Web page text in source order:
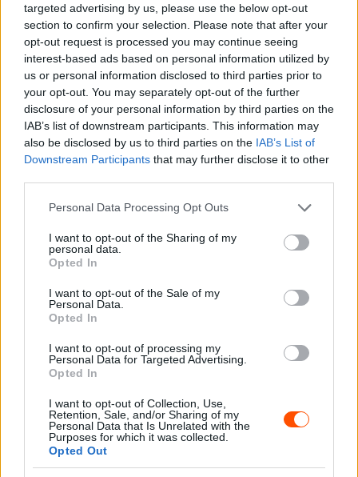
targeted advertising by us, please use the below opt-out
section to confirm your selection. Please note that after your
opt-out request is processed you may continue seeing
interest-based ads based on personal information utilized by
us or personal information disclosed to third parties prior to
your opt-out. You may separately opt-out of the further
disclosure of your personal information by third parties on the
IAB’s list of downstream participants. This information may
also be disclosed by us to third parties on the IAB’s List of
Downstream Participants that may further disclose it to other
Please note that this website/app uses one or more Google
not limited to your visit or usage behaviour. You may click to
grant or deny consent to Google and its third-party tags to
use your data for below specified purposes in below Google
consent section.
Personal Data Processing Opt Outs
I want to opt-out of the Sharing of my
personal data.
Opted In
I want to opt-out of the Sale of my
Personal Data.
Opted In
I want to opt-out of processing my
Personal Data for Targeted Advertising.
Opted In
I want to opt-out of Collection, Use,
Retention, Sale, and/or Sharing of my
Personal Data that Is Unrelated with the
Purposes for which it was collected.
Opted Out
Nos, az Észt Rally az idén újra a WRC-versenynaptárban
szerepel, Tänak pedig ezúttal erre készülve állt rajthoz az
Észt ralibajnokság harmadik futamán, a 23. alkalommal
megrendezettLóuna-Eesti Rallyn.A kétnapos
tesztversenyt ezúttal gond nélkül hozta le.
gyorsasági szakaszt megnyerte, a versenyen pedig közel
négy és fél perces előnnyel győzött. Tesztelés ide vagy
oda, az utolsó gyorson még arra is volt lehetősége, hogy
egy kicsit szórakoztassa magát.
„Az utolsó szakasz valójában elég szórakoztató volt. Egy
enyhe eső letisztította a port, ami egy kicsit jobb tapadást
biztosított. Még egy kicsit élvezni is tudtam.
Összességében mindenképpen megérte eljönni” –
nyilatkozta Tänak az észt Ring FM rádióállomásnak adott
interjúban.